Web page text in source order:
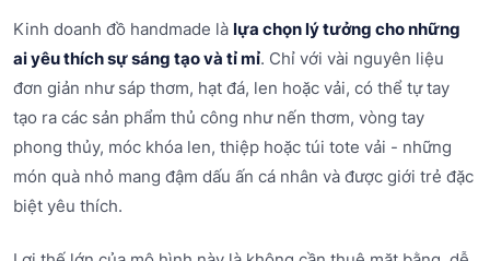
Kinh doanh đồ handmade là lựa chọn lý tưởng cho những
ai yêu thích sự sáng tạo và tỉ mỉ. Chỉ với vài nguyên liệu
đơn giản như sáp thơm, hạt đá, len hoặc vải, có thể tự tay
tạo ra các sản phẩm thủ công như nến thơm, vòng tay
phong thủy, móc khóa len, thiệp hoặc túi tote vải - những
món quà nhỏ mang đậm dấu ấn cá nhân và được giới trẻ đặc
biệt yêu thích.